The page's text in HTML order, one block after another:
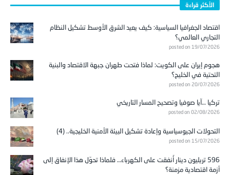
الأكثر قراءة
اقتصاد الجغرافيا السياسية: كيف يعيد الشرق الأوسط تشكيل النظام
التجاري العالمي؟
posted on 19/07/2026
هجوم إيران على الكويت: لماذا فتحت طهران جبهة الاقتصاد والبنية
التحتية في الخليج؟
posted on 20/07/2026
تركيا …آيا صوفيا وتصحيح المسار التاريخي
posted on 02/08/2026
التحولات الجيوسياسية وإعادة تشكيل البيئة الأمنية الخليجية.. (4)
posted on 15/07/2026
596 تريليون دينار أُنفقت على الكهرباء… فلماذا تحوّل هذا الإنفاق إلى
أزمة اقتصادية مزمنة؟